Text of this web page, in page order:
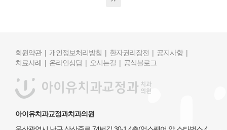
회원약관 | 개인정보처리방침 | 환자권리장전 | 공지사항 |
치료사례 | 온라인상담 | 오시는길 | 공식블로그
아이유치과교정과치과의원